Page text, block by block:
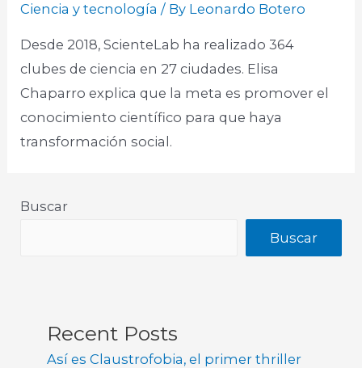
Ciencia y tecnología / By Leonardo Botero
Desde 2018, ScienteLab ha realizado 364
clubes de ciencia en 27 ciudades. Elisa
Chaparro explica que la meta es promover el
conocimiento científico para que haya
transformación social.
Buscar
Buscar
Recent Posts
Así es Claustrofobia, el primer thriller